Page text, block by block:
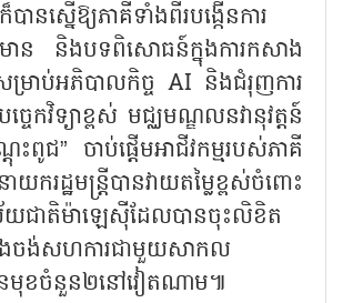
បានស្នើឱ្យភាគីទាំងពីរបង្កើនការ
ាន និងបទពិសោធន៍ក្នុងការកសាង
សម្រាប់អភិបាលកិច្ច AI និងជំរុញការ
ចេកវិទ្យាខ្ពស់ មជ្ឈមណ្ឌលនវានុវត្តន៍
ះពូជ” ចាប់ផ្តើមអាជីវកម្មរបស់ភាគី
រដ្ឋមន្ត្រីបានវាយតម្លៃខ្ពស់ចំពោះ
យជាតិម៉ាឡេស៊ីដែលបានចុះលិខិត
ចង់សហការជាមួយសាកល
មុខចំនួន២នៅវៀតណាម៕